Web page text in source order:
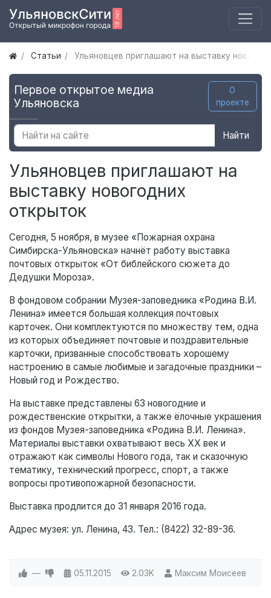
Статьи Ульяновцев приглашают на выставку
Первое открытое медиа
Ульяновска
О
проекте
Найти
Ульяновцев приглашают на
выставку новогодних
открыток
Сегодня, 5 ноября, в музее «Пожарная охрана
Симбирска-Ульяновска» начнёт работу выставка
почтовых открыток «От библейского сюжета до
Дедушки Мороза».
В фондовом собрании Музея-заповедника «Родина В.И.
Ленина» имеется большая коллекция почтовых
карточек. Они комплектуются по множеству тем, одна
из которых объединяет почтовые и поздравительные
карточки, призванные способствовать хорошему
настроению в самые любимые и загадочные праздники –
Новый год и Рождество.
На выставке представлены 63 новогодние и
рождественские открытки, а также ёлочные украшения
из фондов Музея-заповедника «Родина В.И. Ленина».
Материалы выставки охватывают весь XX век и
отражают как символы Нового года, так и сказочную
тематику, технический прогресс, спорт, а также
вопросы противопожарной безопасности.
Выставка продлится до 31 января 2016 года.
Адрес музея: ул. Ленина, 43. Тел.: (8422) 32-89-36.
— 05.11.2015 2.03K Максим Моисеев